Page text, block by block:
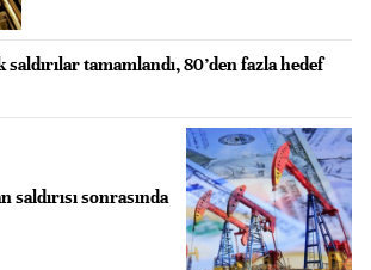
tamamlandı, 80’den fazla hedef
sonrasında